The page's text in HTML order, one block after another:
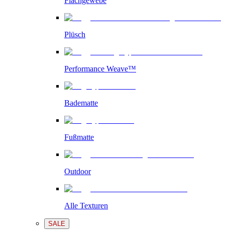
Plüsch
Performance Weave™
Badematte
Fußmatte
Outdoor
Alle Texturen
SALE